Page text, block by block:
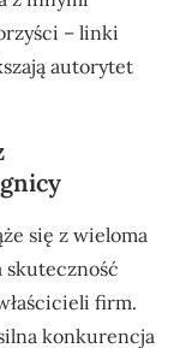
– linki
autorytet
się z wieloma
skuteczność
firm.
konkurencja